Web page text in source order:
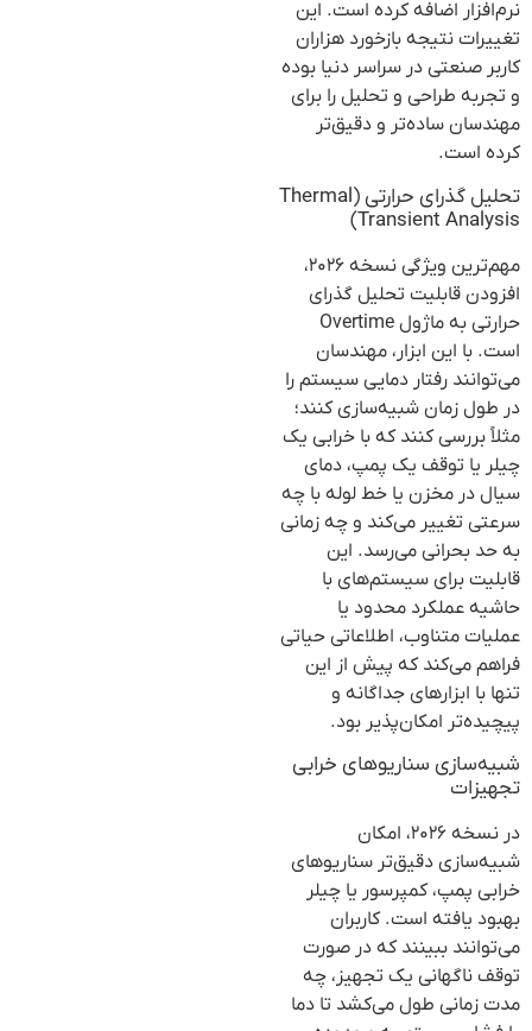
نرم‌افزار اضافه کرده است. این
تغییرات نتیجه بازخورد هزاران
کاربر صنعتی در سراسر دنیا بوده
و تجربه طراحی و تحلیل را برای
مهندسان ساده‌تر و دقیق‌تر
کرده است.
تحلیل گذرای حرارتی (Thermal
Transient Analysis)
مهم‌ترین ویژگی نسخه ۲۰۲۶،
افزودن قابلیت تحلیل گذرای
حرارتی به ماژول Overtime
است. با این ابزار، مهندسان
می‌توانند رفتار دمایی سیستم را
در طول زمان شبیه‌سازی کنند؛
مثلاً بررسی کنند که با خرابی یک
چیلر یا توقف یک پمپ، دمای
سیال در مخزن یا خط لوله با چه
سرعتی تغییر می‌کند و چه زمانی
به حد بحرانی می‌رسد. این
قابلیت برای سیستم‌های با
حاشیه عملکرد محدود یا
عملیات متناوب، اطلاعاتی حیاتی
فراهم می‌کند که پیش از این
تنها با ابزارهای جداگانه و
پیچیده‌تر امکان‌پذیر بود.
شبیه‌سازی سناریوهای خرابی
تجهیزات
در نسخه ۲۰۲۶، امکان
شبیه‌سازی دقیق‌تر سناریوهای
خرابی پمپ، کمپرسور یا چیلر
بهبود یافته است. کاربران
می‌توانند ببینند که در صورت
توقف ناگهانی یک تجهیز، چه
مدت زمانی طول می‌کشد تا دما